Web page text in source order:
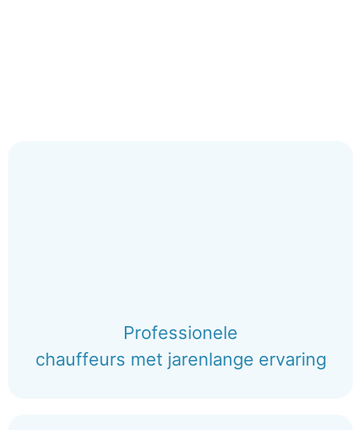
Professionele
chauffeurs met jarenlange ervaring